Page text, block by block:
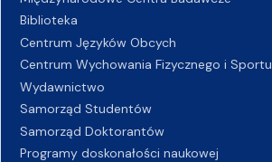
Biblioteka
Centrum Języków Obcych
Centrum Wychowania Fizycznego i Sportu
Wydawnictwo
Samorząd Studentów
Samorząd Doktorantów
Programy doskonałości naukowej